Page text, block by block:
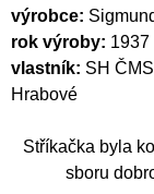
výrobce:
rok výroby: 1937
vlastník: SH
Hrabové
Stříkačka byla
sboru